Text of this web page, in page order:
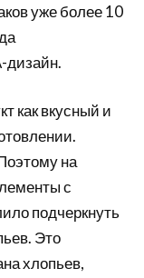
уже более 10
дизайн.
как вкусный и
на
с
подчеркнуть
Это
хлопьев,